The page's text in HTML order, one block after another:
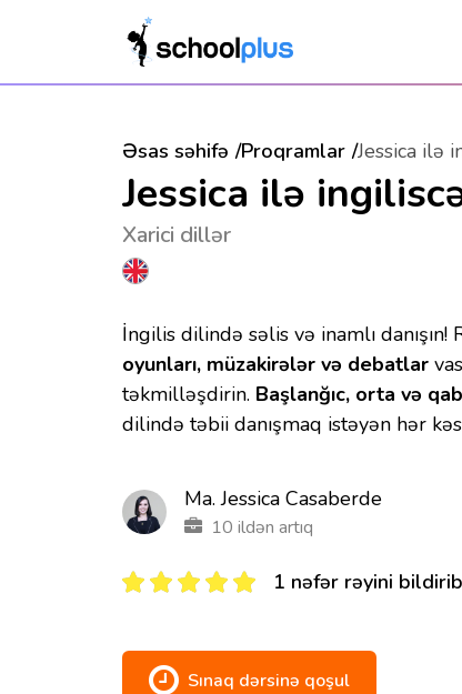
Əsas səhifə Proqramlar Jessica ilə
Jessica ilə
Xarici dillər
İngilis dilində səlis və inamlı
oyunları, müzakirələr və debatlar
təkmilləşdirin. Başlanğıc, orta və
dilində təbii danışmaq istəyən hər
Ma. Jessica Casaberde
10 ildən artıq
1 nəfər rəyini bildirib
Sınaq dərsinə qoşul